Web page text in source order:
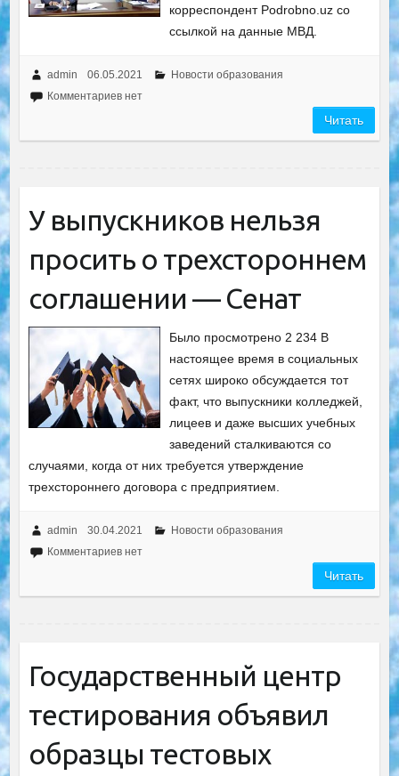
корреспондент Podrobno.uz со
ссылкой на данные МВД.
admin 06.05.2021
Новости образования
Комментариев нет
Читать
У выпускников нельзя
просить о трехстороннем
соглашении — Сенат
Было просмотрено 2 234 В
настоящее время в социальных
сетях широко обсуждается тот
факт, что выпускники колледжей,
лицеев и даже высших учебных
заведений сталкиваются со
случаями, когда от них требуется утверждение
трехстороннего договора с предприятием.
admin 30.04.2021
Новости образования
Комментариев нет
Читать
Государственный центр
тестирования объявил
образцы тестовых